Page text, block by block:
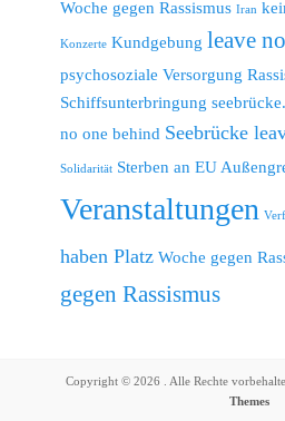
Woche gegen Rassismus Iran
Konzerte Kundgebung leave
psychosoziale Versorgung
Schiffsunterbringung
no one behind Seebrücke
Solidarität Sterben an EU
Veranstaltungen
haben Platz Woche gegen
gegen Rassismus
Copyright © 2026 . Alle Rechte
Themes